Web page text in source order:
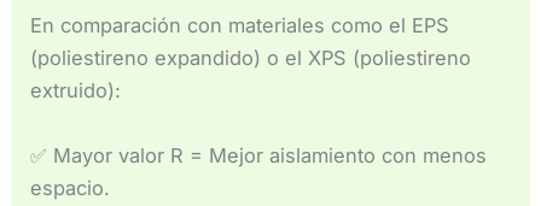
En comparación con materiales como el EPS
(poliestireno expandido) o el XPS (poliestireno
extruido):
✅ Mayor valor R = Mejor aislamiento con menos
espacio.